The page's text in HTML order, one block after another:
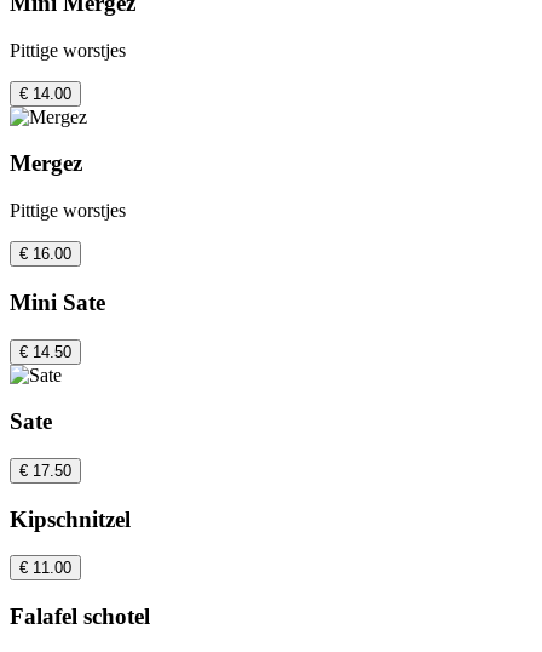
Pittige worstjes
€ 14.00
Mergez
Pittige worstjes
€ 16.00
Mini Sate
€ 14.50
Sate
€ 17.50
Kipschnitzel
€ 11.00
Falafel schotel